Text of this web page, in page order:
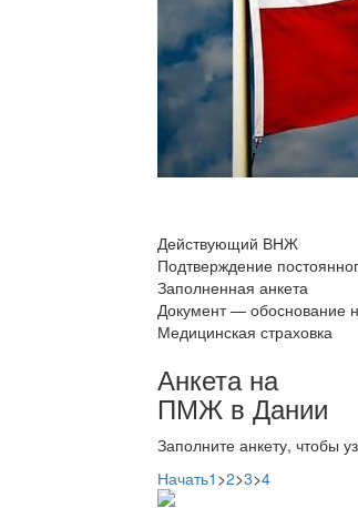
Действующий ВНЖ
Подтверждение
Заполненная анкета
Документ — обоснование
Медицинская страховка
Анкета на
ПМЖ в Дании
Заполните анкету, чтобы
Начать1 >2>3>4